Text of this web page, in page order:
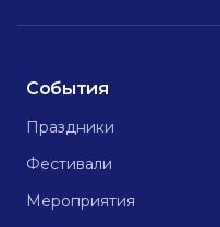
События
Праздники
Фестивали
Мероприятия